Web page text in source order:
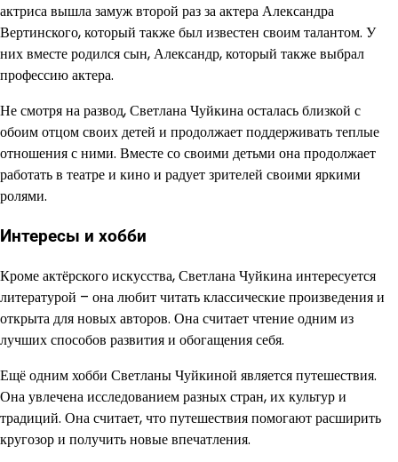
актриса вышла замуж второй раз за актера Александра
Вертинского, который также был известен своим талантом. У
них вместе родился сын, Александр, который также выбрал
профессию актера.
Не смотря на развод, Светлана Чуйкина осталась близкой с
обоим отцом своих детей и продолжает поддерживать теплые
отношения с ними. Вместе со своими детьми она продолжает
работать в театре и кино и радует зрителей своими яркими
ролями.
Интересы и хобби
Кроме актёрского искусства, Светлана Чуйкина интересуется
литературой – она любит читать классические произведения и
открыта для новых авторов. Она считает чтение одним из
лучших способов развития и обогащения себя.
Ещё одним хобби Светланы Чуйкиной является путешествия.
Она увлечена исследованием разных стран, их культур и
традиций. Она считает, что путешествия помогают расширить
кругозор и получить новые впечатления.